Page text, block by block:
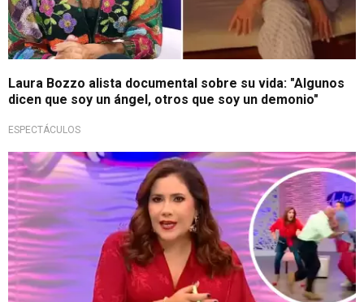
Laura Bozzo alista documental sobre su vida: "Algunos
dicen que soy un ángel, otros que soy un demonio"
ESPECTÁCULOS
Tras incidente